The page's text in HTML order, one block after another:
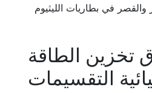
والقصر في بطاريات الليثيوم
تخزين الطاقة
التقسيمات